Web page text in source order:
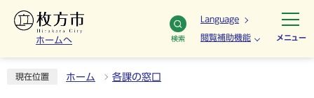
ホームへ 検索
Language
閲覧補助機能 メニュー
現在位置 ホーム 各課の窓口